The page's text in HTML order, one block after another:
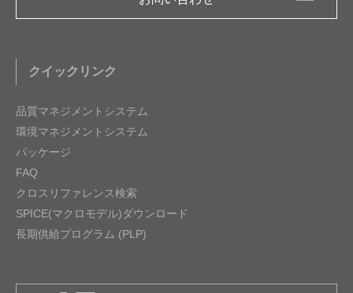
クイックリンク
品質マネジメントシステム
環境マネジメントシステム
パッケージ
FAQ
クロスリファレンス検索
SPICE(マクロモデル)ダウンロード
長期供給プログラム (PLP)